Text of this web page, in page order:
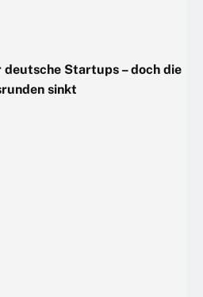
Startups – doch die
sinkt